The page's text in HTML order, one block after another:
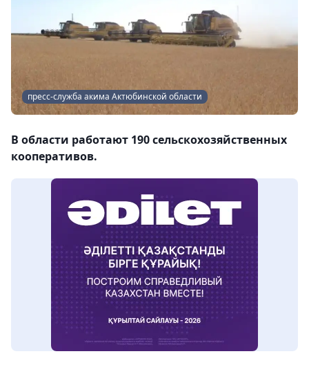
пресс-служба акима Актюбинской области
В области работают 190 сельскохозяйственных
кооперативов.